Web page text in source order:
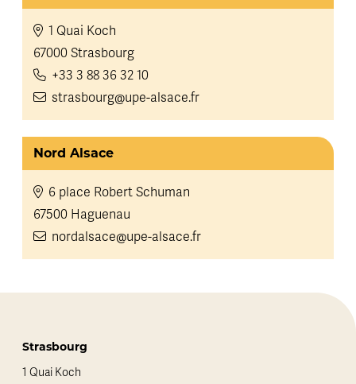
1 Quai Koch
67000 Strasbourg
+33 3 88 36 32 10
strasbourg@upe-alsace.fr
Nord Alsace
6 place Robert Schuman
67500 Haguenau
nordalsace@upe-alsace.fr
Strasbourg
1 Quai Koch